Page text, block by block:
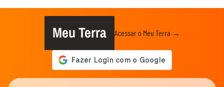
Meu Terra Acessar o Meu Terra →